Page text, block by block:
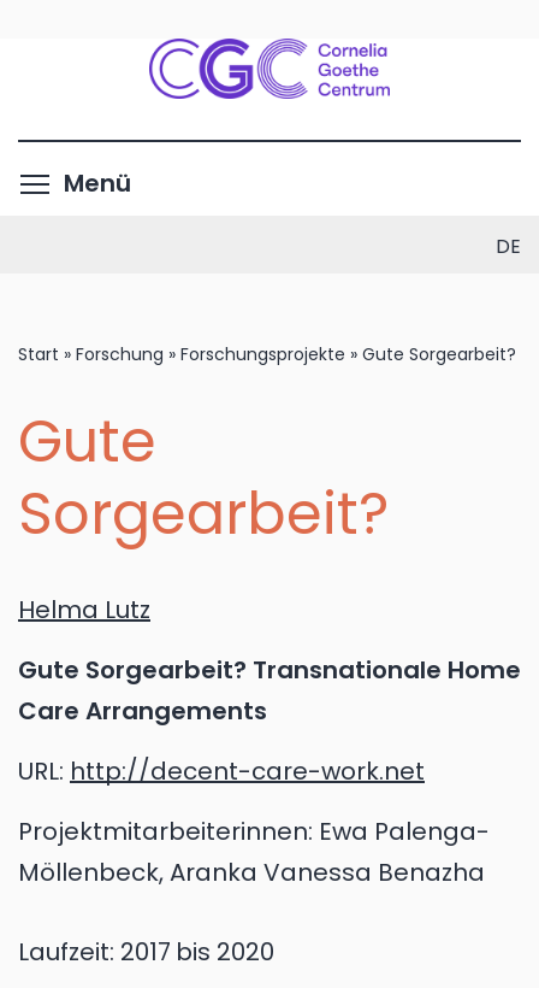
Inhalt
Menü
DE
Start » Forschung » Forschungsprojekte » Gute Sorgearbeit?
Gute
Sorgearbeit?
Helma Lutz
Gute Sorgearbeit? Transnationale Home
Care Arrangements
URL: http://decent-care-work.net
Projektmitarbeiterinnen: Ewa Palenga-
Möllenbeck, Aranka Vanessa Benazha
Laufzeit: 2017 bis 2020